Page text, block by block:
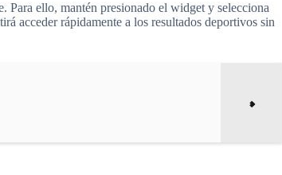
Para ello, mantén presionado el widget y selecciona
acceder rápidamente a los resultados deportivos sin